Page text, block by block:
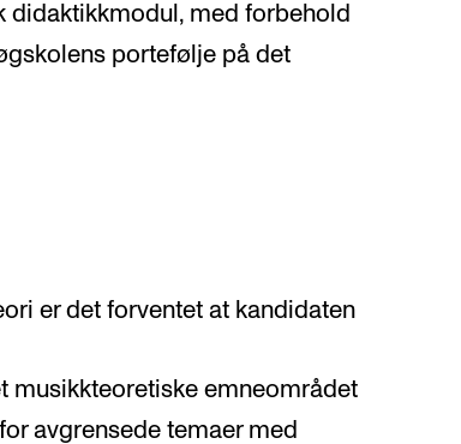
didaktikkmodul, med forbehold
portefølje på det
er det forventet at kandidaten
musikkteoretiske emneområdet
avgrensede temaer med